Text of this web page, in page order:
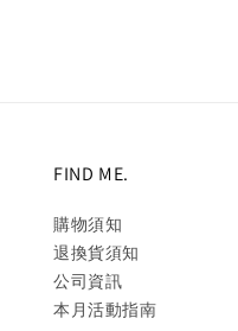
FIND ME.
購物須知
退換貨須知
公司資訊
本月活動指南